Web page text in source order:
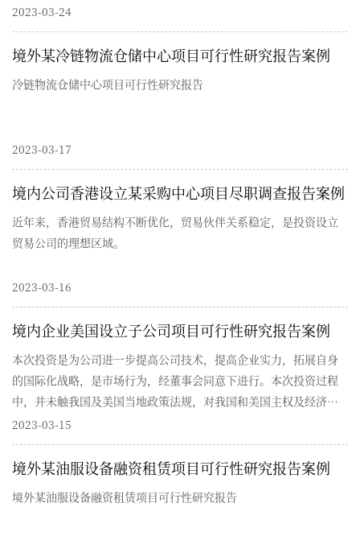
要求。目前，我国高品质石英矿资源少并且日益枯竭，如何满足高
新技术产业用石英砂是现阶段急需解决的问题
2023-03-24
境外某冷链物流仓储中心项目可行性研究报告案例
冷链物流仓储中心项目可行性研究报告
2023-03-17
境内公司香港设立某采购中心项目尽职调查报告案例
近年来，香港贸易结构不断优化，贸易伙伴关系稳定，是投资设立
贸易公司的理想区域。
2023-03-16
境内企业美国设立子公司项目可行性研究报告案例
本次投资是为公司进一步提高公司技术，提高企业实力，拓展自身
的国际化战略，是市场行为，经董事会同意下进行。本次投资过程
中，并未触我国及美国当地政策法规，对我国和美国主权及经济安
全不产生影响。
2023-03-15
境外某油服设备融资租赁项目可行性研究报告案例
境外某油服设备融资租赁项目可行性研究报告